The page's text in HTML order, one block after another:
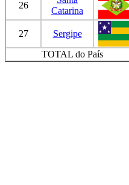
26
Catarina
27 Sergipe
TOTAL do País